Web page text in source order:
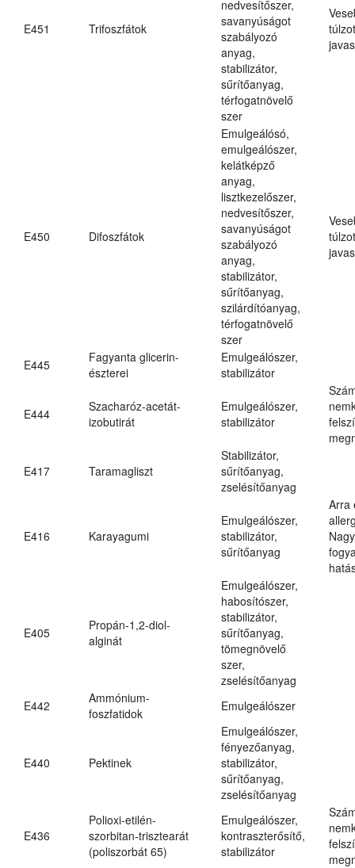
E451 Trifoszfátok
nedvesítőszer,
savanyúságot
szabályozó
anyag,
stabilizátor,
sűrítőanyag,
térfogatnövelő
szer
E450 Difoszfátok
Emulgeálósó,
emulgeálószer,
kelátképző
anyag,
lisztkezelőszer,
nedvesítőszer,
savanyúságot
szabályozó
anyag,
stabilizátor,
sűrítőanyag,
szilárdítóanyag,
térfogatnövelő
szer
E445
Fagyanta glicerin-
észterei
Emulgeálószer,
stabilizátor
E444
Szacharóz-acetát-
izobutirát
Emulgeálószer,
stabilizátor
E417 Taramagliszt
Stabilizátor,
sűrítőanyag,
zselésítőanyag
E416 Karayagumi
Emulgeálószer,
stabilizátor,
sűrítőanyag
Arra
E405
Propán-1,2-diol-
alginát
Emulgeálószer,
habosítószer,
stabilizátor,
sűrítőanyag,
tömegnövelő
szer,
zselésítőanyag
E442
Ammónium-
foszfatidok
Emulgeálószer
E440 Pektinek
Emulgeálószer,
fényezőanyag,
stabilizátor,
sűrítőanyag,
zselésítőanyag
E436
Polioxi-etilén-
szorbitan-trisztearát
(poliszorbát 65)
Emulgeálószer,
kontraszterősítő,
stabilizátor